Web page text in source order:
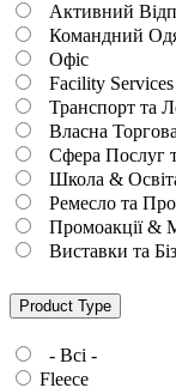
Активний
Командний
Офіс
Facility Services
Транспорт та
Власна
Сфера Послуг
Школа &
Ремесло та
Промоакції &
Виставки та
Product Type
- Всі -
Fleece